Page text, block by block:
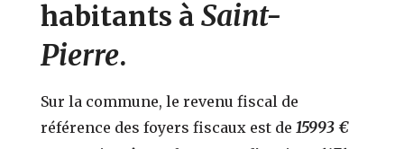
habitants àSaint-
Pierre.
Sur la commune, le revenu fiscal de
référence des foyers fiscaux est de 15993 €